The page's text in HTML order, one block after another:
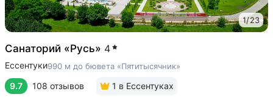
1/23
Санаторий «Русь» 4
Ессентуки990 м до бювета «Пятитысячник»
9.7 108 отзывов 1 в Ессентуках